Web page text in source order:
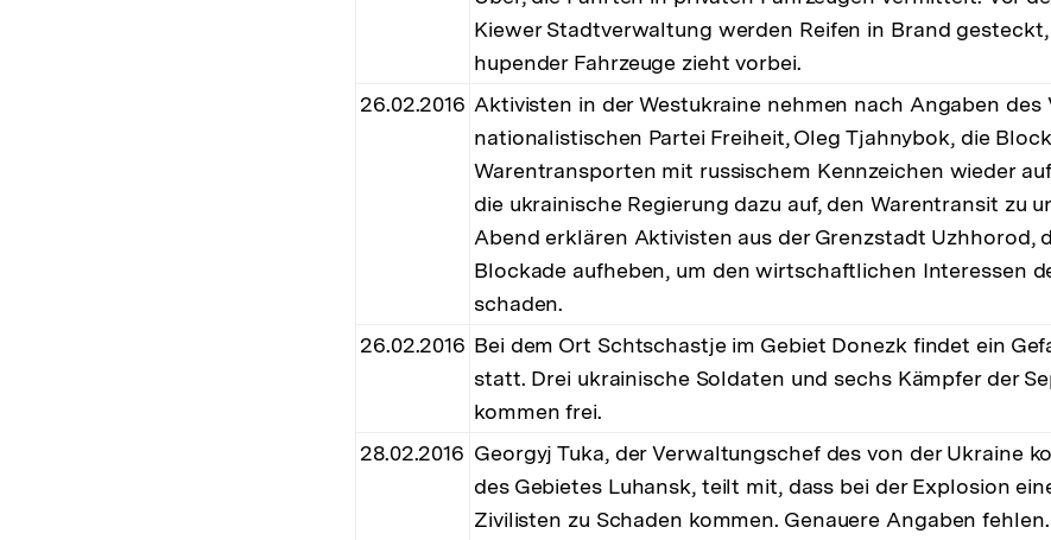
Kiewer Stadtverwaltung werden Reifen in Brand
hupender Fahrzeuge zieht vorbei.
26.02.2016 Aktivisten in der Westukraine nehmen nach Angaben des
nationalistischen Partei Freiheit, Oleg Tjahnybok, die
Warentransporten mit russischem Kennzeichen wieder
die ukrainische Regierung dazu auf, den Warentransit zu
Abend erklären Aktivisten aus der Grenzstadt Uzhhorod,
Blockade aufheben, um den wirtschaftlichen Interessen
schaden.
26.02.2016 Bei dem Ort Schtschastje im Gebiet Donezk findet ein
statt. Drei ukrainische Soldaten und sechs Kämpfer der
kommen frei.
28.02.2016 Georgyj Tuka, der Verwaltungschef des von der Ukraine
des Gebietes Luhansk, teilt mit, dass bei der Explosion
Zivilisten zu Schaden kommen. Genauere Angaben fehlen.